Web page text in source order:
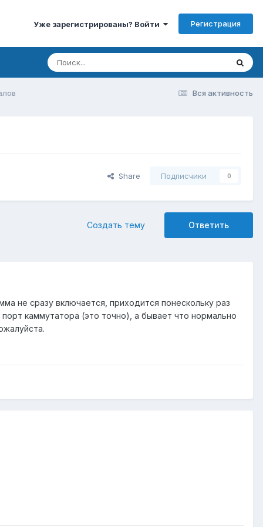
Уже зарегистрированы? Войти Регистрация
Вся активность
Share Подписчики 0
Ответить
Создать тему
не сразу включается, приходится понескольку раз
каммутатора (это точно), а бывает что нормально